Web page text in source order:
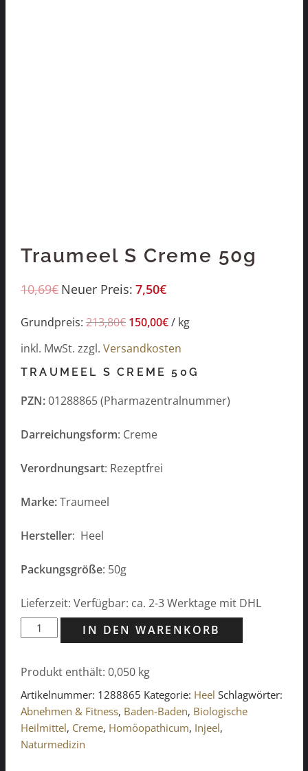
Traumeel S Creme 50g
10,69€ Neuer Preis: 7,50€
Grundpreis: 213,80€ 150,00€/ kg
inkl. MwSt. zzgl. Versandkosten
TRAUMEEL S CREME 50G
PZN:01288865 (Pharmazentralnummer)
Darreichungsform: Creme
Verordnungsart: Rezeptfrei
Marke:Traumeel
Hersteller: Heel
Packungsgröße: 50g
Lieferzeit: Verfügbar: ca. 2-3 Werktage mit DHL
Traumeel
S
50g
Menge
IN DEN WARENKORB
Produkt enthält: 0,050 kg
Artikelnummer: 1288865 Kategorie: Heel Schlagwörter:
Abnehmen & Fitness, Baden-Baden, Biologische
Heilmittel, Creme, Homöopathicum, Injeel,
Naturmedizin